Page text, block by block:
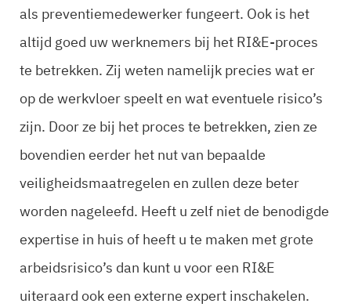
als preventiemedewerker fungeert. Ook is het
altijd goed uw werknemers bij het RI&E-proces
te betrekken. Zij weten namelijk precies wat er
op de werkvloer speelt en wat eventuele risico’s
zijn. Door ze bij het proces te betrekken, zien ze
bovendien eerder het nut van bepaalde
veiligheidsmaatregelen en zullen deze beter
worden nageleefd. Heeft u zelf niet de benodigde
expertise in huis of heeft u te maken met grote
arbeidsrisico’s dan kunt u voor een RI&E
uiteraard ook een externe expert inschakelen.